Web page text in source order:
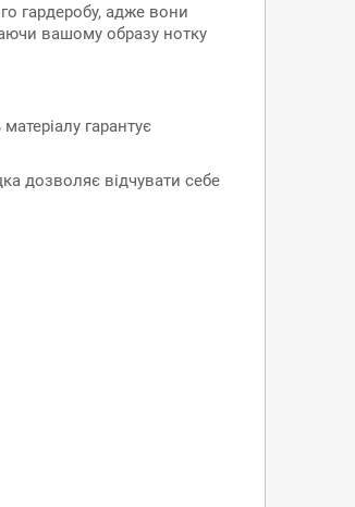
гардеробу, адже вони
вашому образу нотку
гарантує
дозволяє відчувати себе